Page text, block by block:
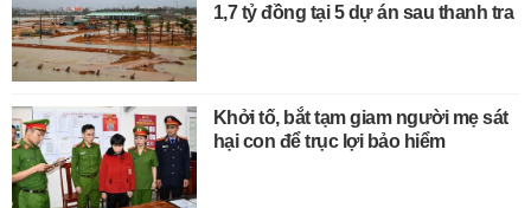
1,7 tỷ đồng tại 5 dự án sau thanh tra
Khởi tố, bắt tạm giam người mẹ sát
hại con để trục lợi bảo hiểm